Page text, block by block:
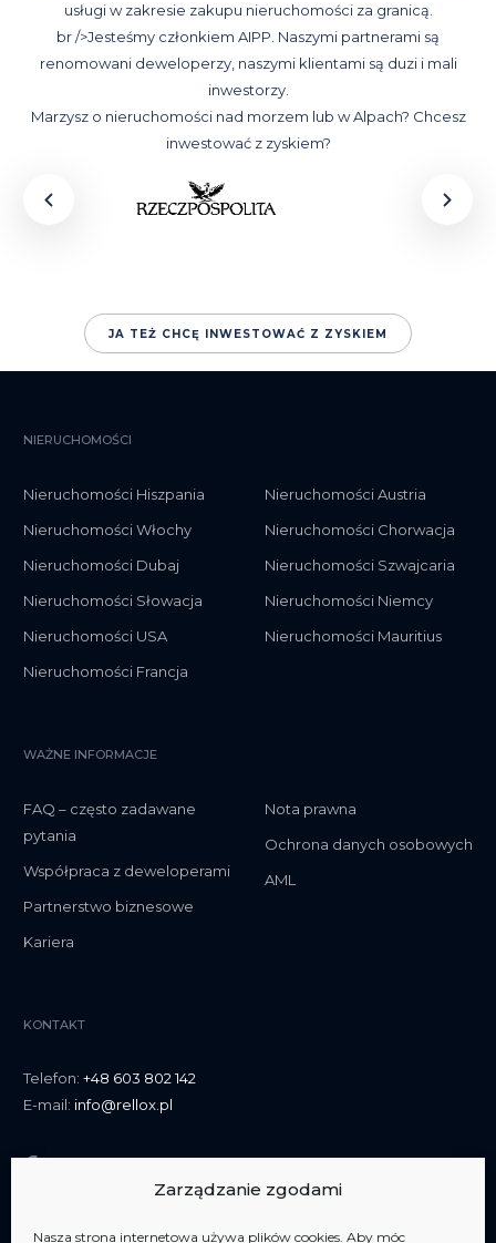
Zarządzanie zgodami
Nasza strona internetowa używa plików cookies. Aby móc
usługi w zakresie zakupu nieruchomości za granicą.
br />Jesteśmy członkiem AIPP. Naszymi partnerami są
renomowani deweloperzy, naszymi klientami są duzi i mali
inwestorzy.
Marzysz o nieruchomości nad morzem lub w Alpach? Chcesz
inwestować z zyskiem?
JA TEŻ CHCĘ INWESTOWAĆ Z ZYSKIEM
NIERUCHOMOŚCI
Nieruchomości Hiszpania
Nieruchomości Włochy
Nieruchomości Dubaj
Nieruchomości Słowacja
Nieruchomości USA
Nieruchomości Francja
Nieruchomości Austria
Nieruchomości Chorwacja
Nieruchomości Szwajcaria
Nieruchomości Niemcy
Nieruchomości Mauritius
WAŻNE INFORMACJE
FAQ – często zadawane
pytania
Współpraca z deweloperami
Partnerstwo biznesowe
Kariera
Nota prawna
Ochrona danych osobowych
AML
KONTAKT
Telefon: +48 603 802 142
E-mail: info@rellox.pl